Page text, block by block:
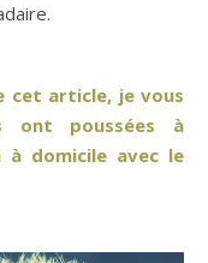
cet article, je vous
ont poussées à
à domicile avec le